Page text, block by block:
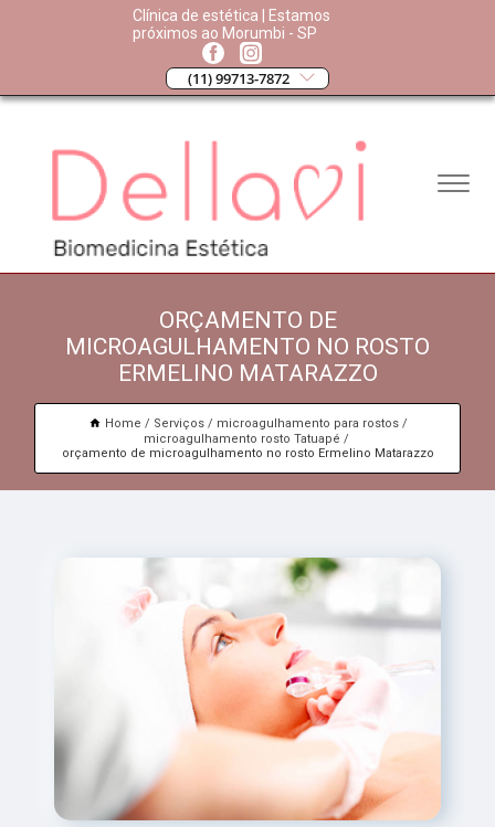
Clínica de estética | Estamos
próximos ao Morumbi - SP
(11) 99713-7872
ORÇAMENTO DE
MICROAGULHAMENTO NO ROSTO
ERMELINO MATARAZZO
Home Serviços
microagulhamento para rostos
microagulhamento rosto Tatuapé
orçamento de microagulhamento no rosto Ermelino Matarazzo